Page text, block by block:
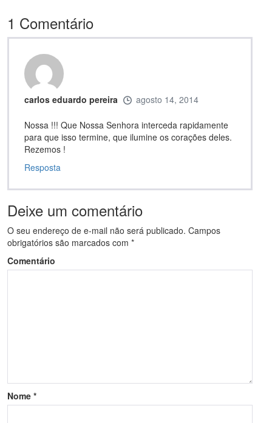
1 Comentário
carlos eduardo pereira agosto 14, 2014
Nossa !!! Que Nossa Senhora interceda rapidamente
para que isso termine, que ilumine os corações deles.
Rezemos !
Resposta
Deixe um comentário
O seu endereço de e-mail não será publicado. Campos
obrigatórios são marcados com *
Comentário
Nome *